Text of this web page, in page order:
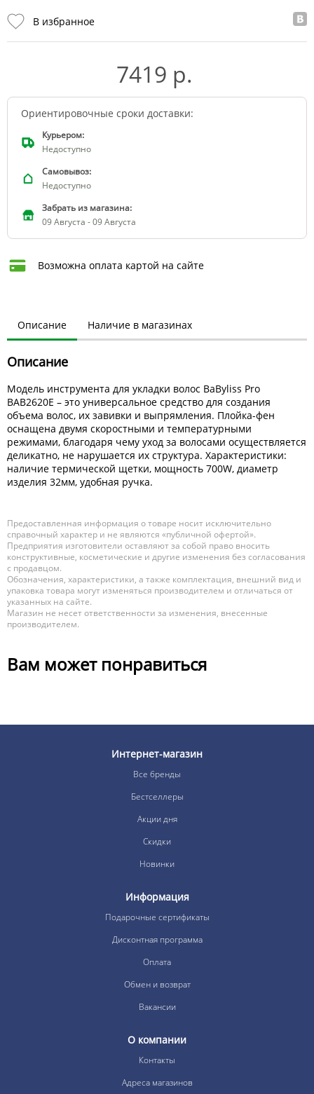
В избранное
7419 р.
Ориентировочные сроки доставки:
Курьером:
Недоступно
Самовывоз:
Недоступно
Забрать из магазина:
09 Августа - 09 Августа
Возможна оплата картой на сайте
Описание Наличие в магазинах
Описание
Модель инструмента для укладки волос BaByliss Pro
BAB2620E – это универсальное средство для создания
объема волос, их завивки и выпрямления. Плойка-фен
оснащена двумя скоростными и температурными
режимами, благодаря чему уход за волосами осуществляется
деликатно, не нарушается их структура. Характеристики:
наличие термической щетки, мощность 700W, диаметр
изделия 32мм, удобная ручка.
Предоставленная информация о товаре носит исключительно
справочный характер и не являются «публичной офертой».
Предприятия изготовители оставляют за собой право вносить
конструктивные, косметические и другие изменения без согласования
с продавцом.
Обозначения, характеристики, а также комплектация, внешний вид и
упаковка товара могут изменяться производителем и отличаться от
указанных на сайте.
Магазин не несет ответственности за изменения, внесенные
производителем.
Вам может понравиться
Интернет-магазин
Все бренды
Бестселлеры
Акции дня
Скидки
Новинки
Информация
Подарочные сертификаты
Дисконтная программа
Оплата
Обмен и возврат
Вакансии
О компании
Контакты
Адреса магазинов